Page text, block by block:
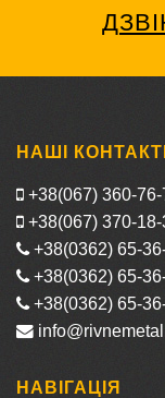
НАШІ
+38(067) 360-
+38(067) 370-
+38(0362) 65-
+38(0362) 65-
+38(0362) 65-
НАВІГАЦІЯ